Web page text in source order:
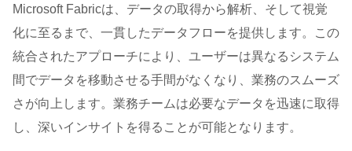
Microsoft Fabricは、データの取得から解析、そして視覚
化に至るまで、一貫したデータフローを提供します。この
統合されたアプローチにより、ユーザーは異なるシステム
間でデータを移動させる手間がなくなり、業務のスムーズ
さが向上します。業務チームは必要なデータを迅速に取得
し、深いインサイトを得ることが可能となります。